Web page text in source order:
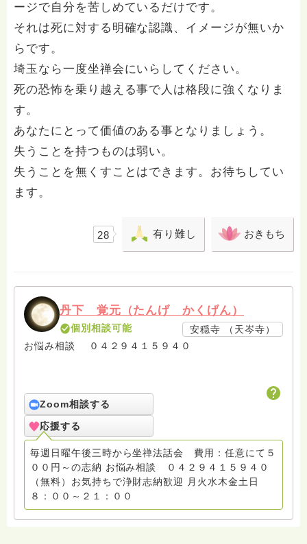
ージで自分を苦しめているだけです。
それは死に対する明確な認識、イメージが無いか
らです。
埼玉なら一度坐禅会にいらしてください。
死の恐怖を乗り越える事で人は格段に強くなりま
す。
あなたにとって価値のある事となりましょう。
失うことを持つものは弱い。
失うことを無くすことはできます。お待ちしてい
ます。
28 有り難し おきもち
丹下 覚元（たんげ かくげん）
個別相談可能
安穏寺 （天岑寺）
お悩み相談 ０４２９４１５９４０
Zoom相談する
応援する
毎週日曜午後三時から坐禅法話会 費用：任意にて５
００円～の志納 お悩み相談 ０４２９４１５９４０
（無料）お気持ちで浄財志納歓迎 月火水木金土日
８：００～２１：００